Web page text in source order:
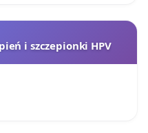
i szczepionki HPV